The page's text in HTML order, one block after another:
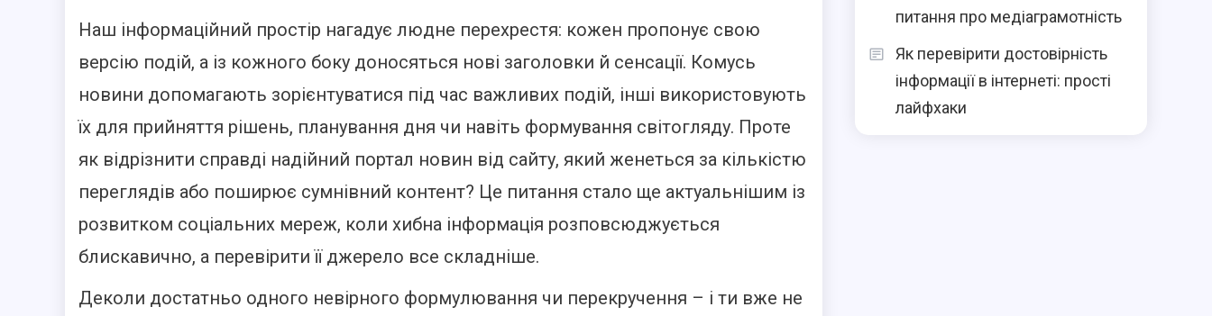
Наш інформаційний простір нагадує людне перехрестя: кожен пропонує свою
версію подій, а із кожного боку доносяться нові заголовки й сенсації. Комусь
новини допомагають зорієнтуватися під час важливих подій, інші використовують
їх для прийняття рішень, планування дня чи навіть формування світогляду. Проте
як відрізнити справді надійний портал новин від сайту, який женеться за кількістю
переглядів або поширює сумнівний контент? Це питання стало ще актуальнішим із
розвитком соціальних мереж, коли хибна інформація розповсюджується
блискавично, а перевірити її джерело все складніше.
Деколи достатньо одного невірного формулювання чи перекручення – і ти вже не
питання про медіаграмотність
Як перевірити достовірність
інформації в інтернеті: прості
лайфхаки